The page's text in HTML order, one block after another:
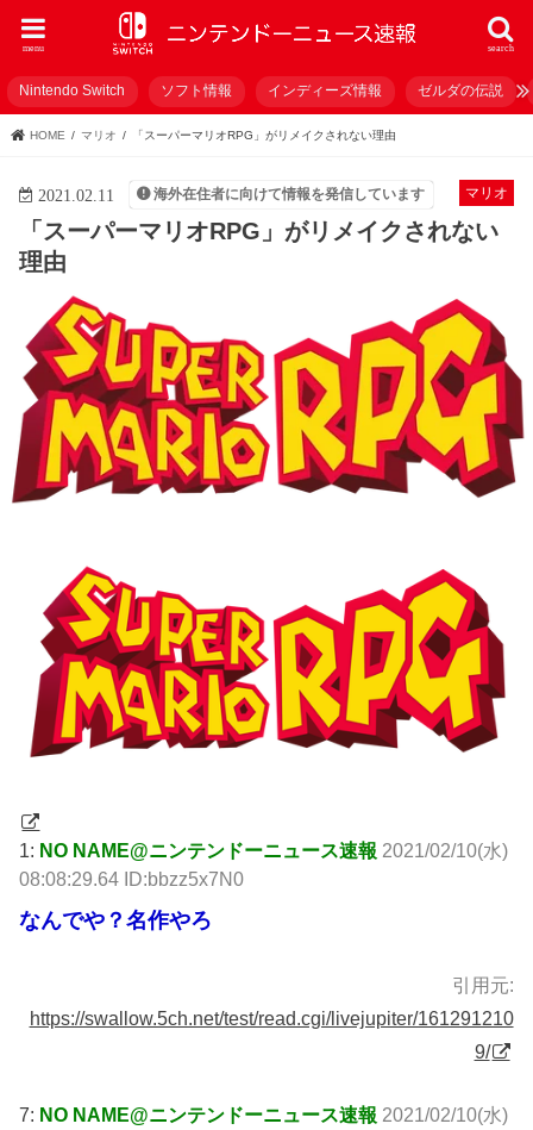
search
menu
Nintendo Switch ソフト情報 インディーズ情報 ゼルダの伝説
HOME マリオ 「スーパーマリオRPG」がリメイクされない理由
マリオ
2021.02.11 海外在住者に向けて情報を発信しています
「スーパーマリオRPG」がリメイクされない
理由
1: NO NAME@ニンテンドーニュース速報 2021/02/10(水)
08:08:29.64 ID:bbzz5x7N0
なんでや？名作やろ
引用元:
https://swallow.5ch.net/test/read.cgi/livejupiter/161291210
9/
7: NO NAME@ニンテンドーニュース速報 2021/02/10(水)